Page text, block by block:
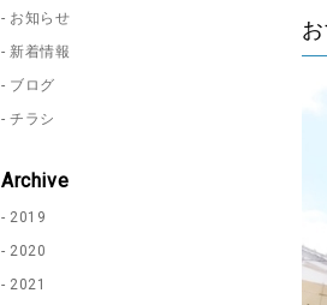
お知らせ
新着情報
ブログ
チラシ
Archive
2019
2020
2021